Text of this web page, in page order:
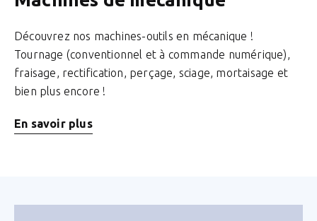
Découvrez nos machines-outils en mécanique !
Tournage (conventionnel et à commande numérique),
fraisage, rectification, perçage, sciage, mortaisage et
bien plus encore !
En savoir plus